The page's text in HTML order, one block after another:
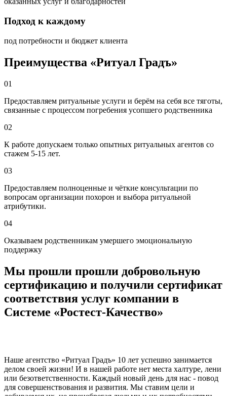
Подход к каждому
под потребности и бюджет клиента
Преимущества «Ритуал Градъ»
01
Предоставляем ритуальные услуги и берём на себя все тяготы,
связанные с процессом погребения усопшего родственника
02
К работе допускаем только опытных ритуальных агентов со
стажем 5-15 лет.
03
Предоставляем полноценные и чёткие консультации по
вопросам организации похорон и выбора ритуальной
атрибутики.
04
Оказываем родственникам умершего эмоциональную
поддержку
Мы прошли прошли добровольную
сертификацию и получили сертификат
соответствия услуг компании в
Системе «Ростест-Качество»
Наше агентство «Ритуал Градъ» 10 лет успешно занимается
делом своей жизни! И в нашей работе нет места халтуре, лени
или безответственности. Каждый новый день для нас - повод
для совершенствования и развития. Мы ставим цели и